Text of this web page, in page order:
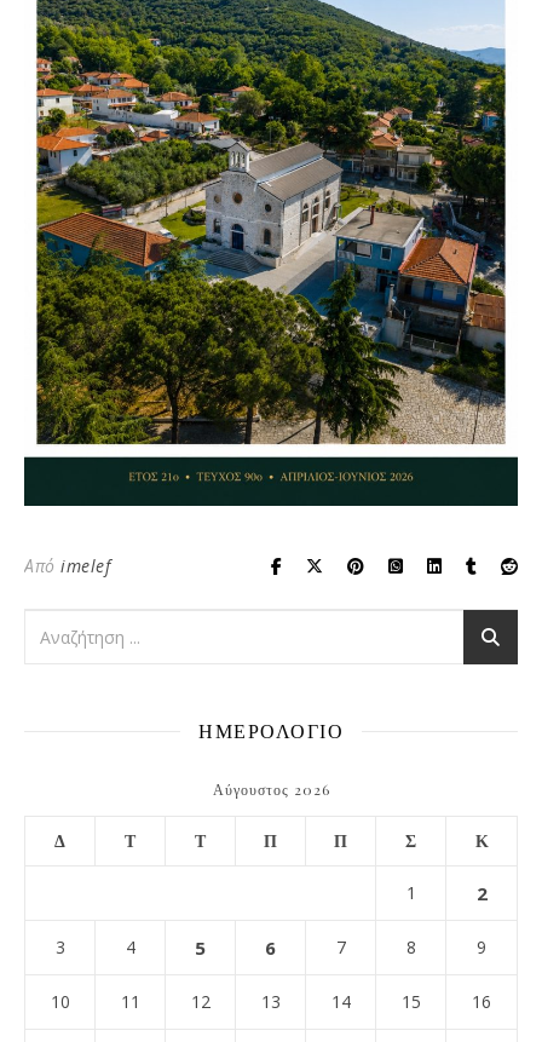
Από imelef
ΗΜΕΡΟΛΟΓΙΟ
Αύγουστος 2026
Δ Τ Τ Π Π Σ Κ
1 2
3 4 5 6 7 8 9
10 11 12 13 14 15 16